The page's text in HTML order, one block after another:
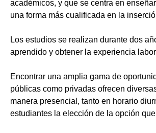
académicos, y que se centra en
una forma más cualificada en la
Los estudios se realizan durante dos
aprendido y obtener la experiencia
Encontrar una amplia gama de
públicas como privadas ofrecen
manera presencial, tanto en horario
estudiantes la elección de la opción